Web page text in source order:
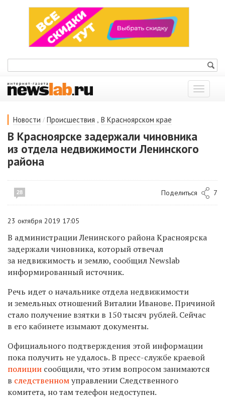
Показать
меню
Новости / Происшествия , В Красноярском крае
В Красноярске задержали чиновника
из отдела недвижимости Ленинского
района
28 Поделиться 7
23 октября 2019 17:05
В администрации Ленинского района Красноярска
задержали чиновника, который отвечал
за недвижимость и землю, сообщил Newslab
информированный источник.
Речь идет о начальнике отдела недвижимости
и земельных отношений Виталии Иванове. Причиной
стало получение взятки в 150 тысяч рублей. Сейчас
в его кабинете изымают документы.
Официального подтверждения этой информации
пока получить не удалось. В пресс-службе краевой
полиции сообщили, что этим вопросом занимаются
в следственномуправлении Следственного
комитета, но там телефон недоступен.